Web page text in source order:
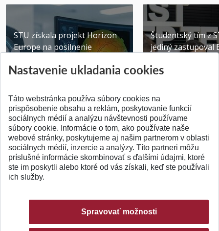
STU získala projekt Horizon
Europe na posilnenie
Publikované 31.07.2026
Študentský tím z
jediný zastupoval
Publikované
SPÄŤ NA VRCH
Nastavenie ukladania cookies
Táto webstránka používa súbory cookies na
prispôsobenie obsahu a reklám, poskytovanie funkcií
sociálnych médií a analýzu návštevnosti používame
súbory cookie. Informácie o tom, ako používate naše
webové stránky, poskytujeme aj našim partnerom v oblasti
sociálnych médií, inzercie a analýzy. Títo partneri môžu
príslušné informácie skombinovať s ďalšími údajmi, ktoré
ste im poskytli alebo ktoré od vás získali, keď ste používali
ich služby.
Spravovať možnosti